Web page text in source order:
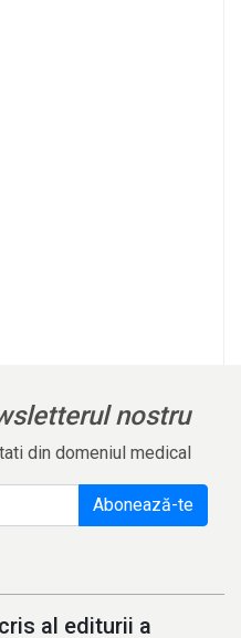
nostru
din domeniul medical
Abonează-te
al editurii a